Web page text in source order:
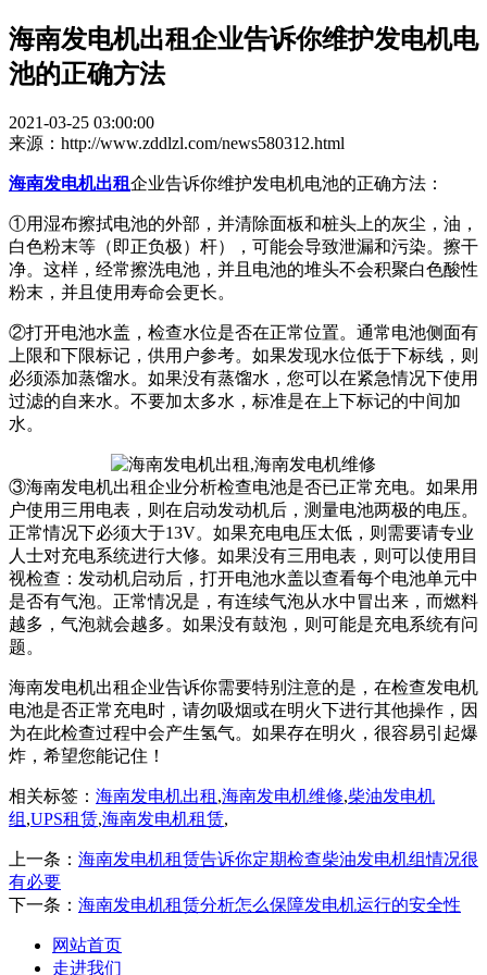
海南发电机出租企业告诉你维护发电机电
池的正确方法
2021-03-25 03:00:00
来源：http://www.zddlzl.com/news580312.html
海南发电机出租企业告诉你维护发电机电池的正确方法：
①用湿布擦拭电池的外部，并清除面板和桩头上的灰尘，油，
白色粉末等（即正负极）杆），可能会导致泄漏和污染。擦干
净。这样，经常擦洗电池，并且电池的堆头不会积聚白色酸性
粉末，并且使用寿命会更长。
②打开电池水盖，检查水位是否在正常位置。通常电池侧面有
上限和下限标记，供用户参考。如果发现水位低于下标线，则
必须添加蒸馏水。如果没有蒸馏水，您可以在紧急情况下使用
过滤的自来水。不要加太多水，标准是在上下标记的中间加
水。
③海南发电机出租企业分析检查电池是否已正常充电。如果用
户使用三用电表，则在启动发动机后，测量电池两极的电压。
正常情况下必须大于13V。如果充电电压太低，则需要请专业
人士对充电系统进行大修。如果没有三用电表，则可以使用目
视检查：发动机启动后，打开电池水盖以查看每个电池单元中
是否有气泡。正常情况是，有连续气泡从水中冒出来，而燃料
越多，气泡就会越多。如果没有鼓泡，则可能是充电系统有问
题。
海南发电机出租企业告诉你需要特别注意的是，在检查发电机
电池是否正常充电时，请勿吸烟或在明火下进行其他操作，因
为在此检查过程中会产生氢气。如果存在明火，很容易引起爆
炸，希望您能记住！
相关标签： 海南发电机出租 ,海南发电机维修,柴油发电机
组 ,UPS租赁,海南发电机租赁,
上一条： 海南发电机租赁告诉你定期检查柴油发电机组情况很
有必要
下一条： 海南发电机租赁分析怎么保障发电机运行的安全性
网站首页
走进我们